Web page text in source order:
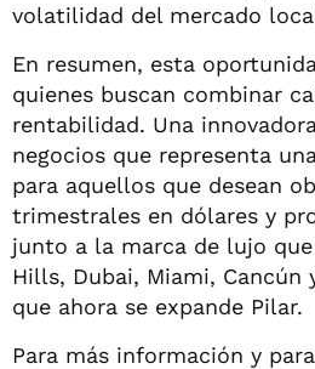
volatilidad del mercado
En resumen, esta
quienes buscan combinar
rentabilidad. Una
negocios que representa
para aquellos que desean
trimestrales en dólares y
junto a la marca de lujo
Hills, Dubai, Miami, Cancún
que ahora se expande Pilar.
Para más información y